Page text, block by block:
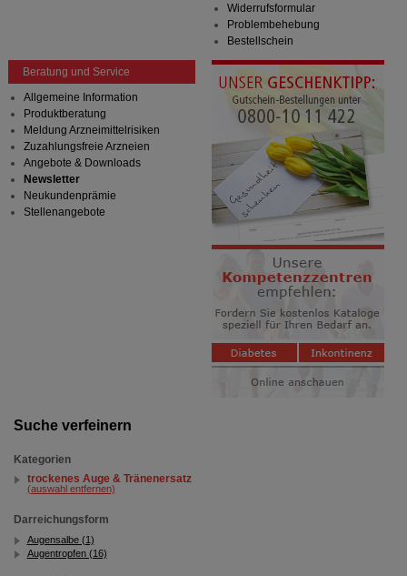
Hierüber lassen sich
Informationen über die Art und Weise der Nutzung
unserer Website sammeln, mit deren Hilfe wir unsere
Website weiter für Sie optimieren können, den Inhalt
auf unserer Website aber auch die Werbung auf
Drittseiten möglichst relevant für Sie zu gestalten.
Bitte beachten Sie, dass Daten hierfür teilweise an
Dritte wie z.B. Google oder soziale Medien
übertragen werden.
Suche verfeinern
Kategorien
trockenes Auge & Tränenersatz
(auswahl entfernen)
Darreichungsform
Augensalbe (1)
Augentropfen (16)
Widerrufsformular
Problembehebung
Bestellschein
Beratung und Service
Allgemeine Information
Produktberatung
Meldung Arzneimittelrisiken
Zuzahlungsfreie Arzneien
Angebote & Downloads
Newsletter
Neukundenprämie
Stellenangebote